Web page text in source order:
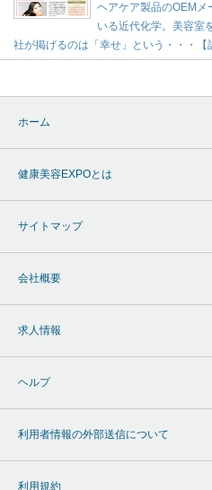
ヘアケア製品のOEMメ
いる近代化学。美容室
社が掲げるのは「幸せ」という・・・【
ホーム
健康美容EXPOとは
サイトマップ
会社概要
求人情報
ヘルプ
利用者情報の外部送信について
利用規約